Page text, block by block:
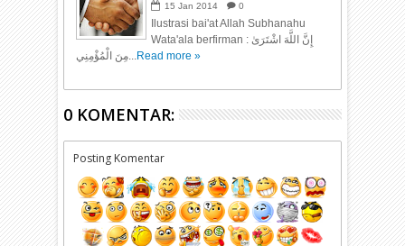
15 Jan 2014 0
Ilustrasi bai'at Allah Subhanahu
Wata'ala berfirman : إِنَّ اللَّهَ اشْتَرَىٰ
مِنَ الْمُؤْمِنِي...Read more »
0 KOMENTAR:
Posting Komentar